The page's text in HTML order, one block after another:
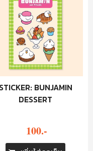
STICKER: BUNJAMIN
DESSERT
100.-